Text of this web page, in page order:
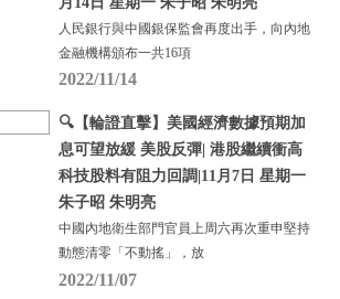
人民銀行與中國銀保監會再度出手，向內地
金融機構頒布一共16項
2022/11/14
🔍【輪證直擊】美國經濟數據預期加
息可望放緩 美股反彈| 港股繼續衝高
科技股料有阻力回調|11月7日 星期一
朱子昭 朱明亮
中國內地衛生部門官員上周六再次重申堅持
動態清零「不動搖」，放
2022/11/07